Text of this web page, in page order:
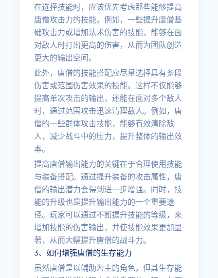
在选择技能时，应该优先考虑那些能够提高
唐僧攻击力的技能。例如，一些提升唐僧基
础攻击力或增加法术伤害的技能，能够在面
对敌人时打出更高的伤害，从而为团队创造
更大的输出空间。
此外，唐僧的技能搭配应尽量选择具有多段
伤害或范围伤害效果的技能。这样不仅能够
提高单次攻击的输出，还能在面对多个敌人
时，通过范围攻击迅速清理敌人。例如，唐
僧的一些群体攻击技能，能够有效清除敌
人，减少战斗中的压力，提升整体的输出效
率。
提高唐僧输出能力的关键在于合理使用技能
与装备搭配。通过提升装备的攻击属性，唐
僧的输出潜力会得到进一步增强。同时，技
能的升级也是提升输出能力的一个重要途
径。玩家可以通过不断提升技能的等级，来
增加技能的伤害输出，并使技能效果更加显
著，从而大幅提升唐僧的战斗力。
3、如何增强唐僧的生存能力
虽然唐僧是以辅助为主的角色，但其生存能